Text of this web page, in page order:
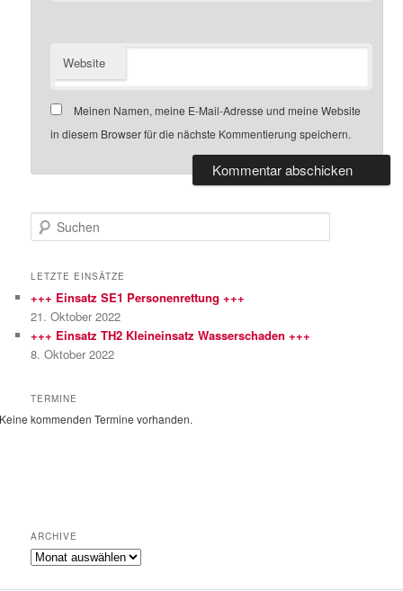
Website
Meinen Namen, meine E-Mail-Adresse und meine Website
in diesem Browser für die nächste Kommentierung speichern.
u
h
n
LETZTE EINSÄTZE
+++ Einsatz SE1 Personenrettung +++
21. Oktober 2022
+++ Einsatz TH2 Kleineinsatz Wasserschaden +++
8. Oktober 2022
TERMINE
Keine kommenden Termine vorhanden.
ARCHIVE
Archive